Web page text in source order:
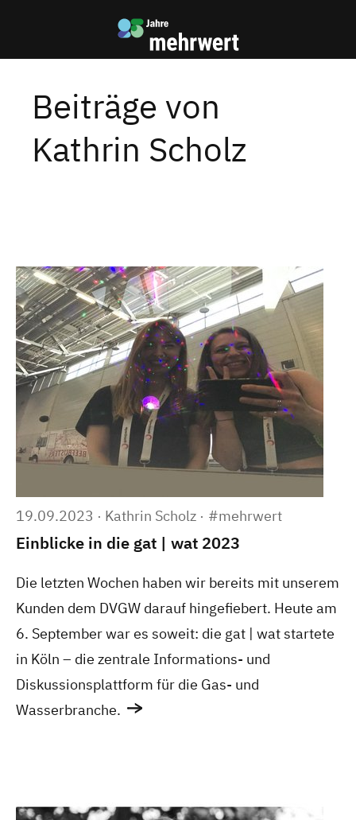
Zur
mehrwert
Beiträge von
Kathrin Scholz
19.09.2023 · Kathrin Scholz · #mehrwert
Einblicke in die gat | wat 2023
Die letzten Wochen haben wir bereits mit unserem
Kunden dem DVGW darauf hingefiebert. Heute am
6. September war es soweit: die gat | wat startete
in Köln – die zentrale Informations- und
Diskussionsplattform für die Gas- und
Wasserbranche.